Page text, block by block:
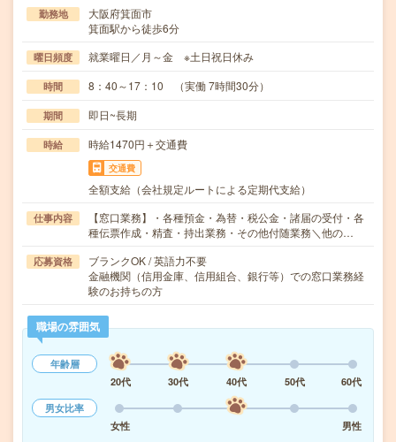
勤務地
大阪府箕面市
箕面駅から徒歩6分
曜日頻度 就業曜日／月～金 ※土日祝日休み
時間 8：40～17：10 （実働 7時間30分）
期間 即日~長期
時給 時給1470円＋交通費
交通費
全額支給（会社規定ルートによる定期代支給）
仕事内容
【窓口業務】・各種預金・為替・税公金・諸届の受付・各
種伝票作成・精査・持出業務・その他付随業務＼他の…
応募資格
ブランクOK / 英語力不要
金融機関（信用金庫、信用組合、銀行等）での窓口業務経
験のお持ちの方
職場の雰囲気
年齢層
20代
30代 40代 50代
60代
男女比率
女性
男性